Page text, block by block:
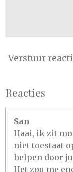
Verstuur
Reacties
San
Haai, ik zit
niet toestaat
helpen door
Het zou me